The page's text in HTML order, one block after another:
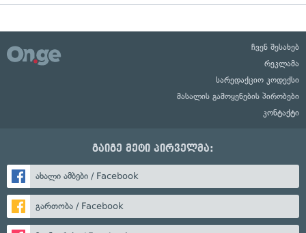
ჩვენ შესახებ
რეკლამა
სარედაქციო კოდექსი
მასალის გამოყენების პირობები
კონტაქტი
გაიგე მეტი პირველმა:
ახალი ამბები / Facebook
გართობა / Facebook